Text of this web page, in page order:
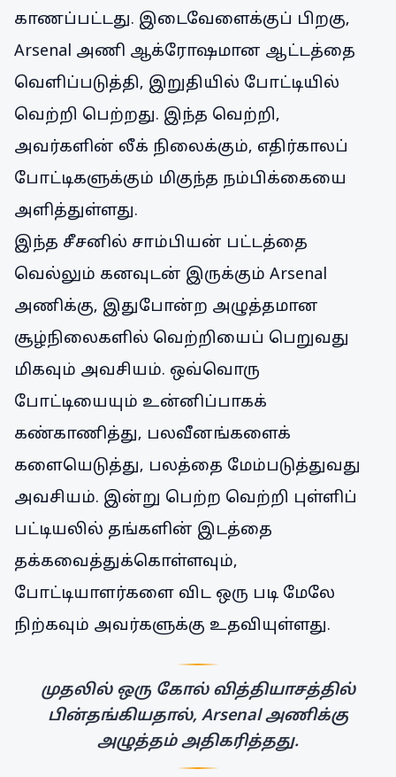
காணப்பட்டது. இடைவேளைக்குப் பிறகு,
Arsenal அணி ஆக்ரோஷமான ஆட்டத்தை
வெளிப்படுத்தி, இறுதியில் போட்டியில்
வெற்றி பெற்றது. இந்த வெற்றி,
அவர்களின் லீக் நிலைக்கும், எதிர்காலப்
போட்டிகளுக்கும் மிகுந்த நம்பிக்கையை
அளித்துள்ளது.
இந்த சீசனில் சாம்பியன் பட்டத்தை
வெல்லும் கனவுடன் இருக்கும் Arsenal
அணிக்கு, இதுபோன்ற அழுத்தமான
சூழ்நிலைகளில் வெற்றியைப் பெறுவது
மிகவும் அவசியம். ஒவ்வொரு
போட்டியையும் உன்னிப்பாகக்
கண்காணித்து, பலவீனங்களைக்
களையெடுத்து, பலத்தை மேம்படுத்துவது
அவசியம். இன்று பெற்ற வெற்றி புள்ளிப்
பட்டியலில் தங்களின் இடத்தை
தக்கவைத்துக்கொள்ளவும்,
போட்டியாளர்களை விட ஒரு படி மேலே
நிற்கவும் அவர்களுக்கு உதவியுள்ளது.
முதலில் ஒரு கோல் வித்தியாசத்தில்
பின்தங்கியதால், Arsenal அணிக்கு
அழுத்தம் அதிகரித்தது.